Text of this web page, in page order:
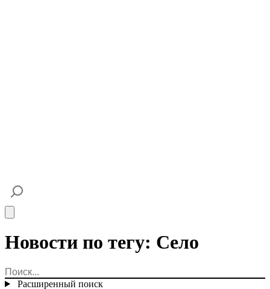
Новости по тегу: Село
Расширенный поиск